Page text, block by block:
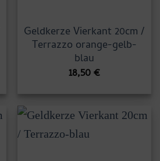
Geldkerze Vierkant 20cm /
Terrazzo orange-gelb-
blau
18,50€